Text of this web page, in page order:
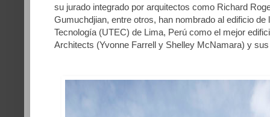
su jurado integrado por arquitectos como Richard
Gumuchdjian, entre otros, han nombrado al edificio
Tecnología (UTEC) de Lima, Perú como el mejor
Architects (Yvonne Farrell y Shelley McNamara) y